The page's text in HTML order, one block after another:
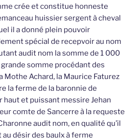
crée et constitue honneste
huissier sergent à cheval
il a donné plein pouvoir
spécial de recepvoir au nom
audit nom la somme de 1 000
somme procédant des
Mothe Achard, la Maurice Faturez
la ferme de la baronnie de
haut et puissant messire Jehan
comte de Sancerre à la requeste
audit nom, en qualité qu’il
désir des baulx à ferme